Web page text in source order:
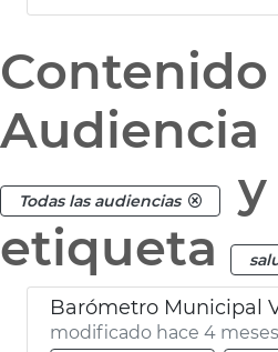
Audiencia
Todas las audiencias
y
etiqueta
modificado hace 4 meses